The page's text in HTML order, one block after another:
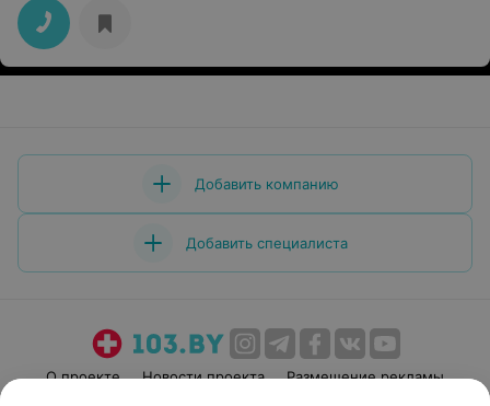
Добавить компанию
Добавить специалиста
О проекте Новости проекта
Размещение рекламы